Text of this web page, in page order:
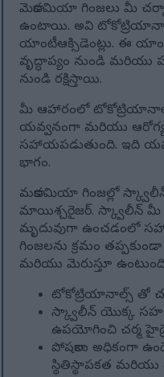
మెకాడమియా గింజలు మీ
ఉంటాయి. అవి
యాంటీఆక్సిడెంట్లు. ఈ
వృద్ధాప్యం నుండి మరియు
నుండి రక్షిస్తాయి.
మీ ఆహారంలో
యవ్వనంగా మరియు
సహాయపడుతుంది. ఇది
భాగం.
మకాడమియా గింజల్లో
మాయిశ్చరైజర్. స్క్వాలీన్ మీ
మృదువుగా ఉంచడంలో
గింజలను క్రమం
మరియు మెరుస్తూ
టోకోట్రియానాల్స్ తో చర్మ
స్క్వాలీన్ యొక్క
ఉపయోగించి చర్మ
పోషకాలు అధికంగా
స్థితిస్థాపకత మరియు